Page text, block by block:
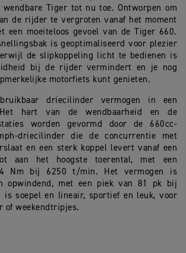
Tiger tot nu toe. Ontworpen om
de rijder te vergroten vanaf het moment
een moeiteloos gevoel van de Tiger 660.
is geoptimaliseerd voor plezier
de slipkoppeling licht te bedienen is
bij de rijder vermindert en je nog
motorfiets kunt genieten.
driecilinder vermogen in een
hart van de wendbaarheid en de
worden gevormd door de 660cc-
driecilinder die de concurrentie met
en een sterk koppel levert vanaf een
aan het hoogste toerental, met een
Nm bij 6250 t/min. Het vermogen is
opwindend, met een piek van 81 pk bij
soepel en lineair, sportief en leuk, voor
of weekendtripjes.